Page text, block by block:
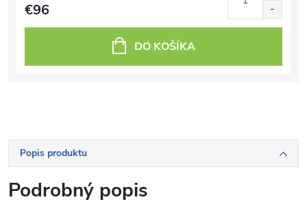
€96
DO KOŠÍKA
Popis produktu
Podrobný popis